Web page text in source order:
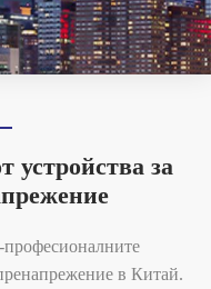
устройства за
в Китай.